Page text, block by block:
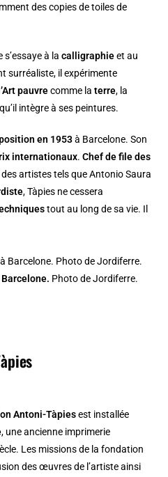
des copies de toiles de
s’essaye à lacalligraphieet au
surréaliste, il expérimente
pauvrecomme laterre, la
qu’il intègre à ses peintures.
en 1953à Barcelone. Son
internationaux.Chef de file des
artistes tels que Antonio Saura
, Tàpies ne cessera
tout au long de sa vie. Il
Photo de Jordiferre.
Antoni-Tàpiesest installée
, une ancienne imprimerie
Les missions de la fondation
des œuvres de l’artiste ainsi